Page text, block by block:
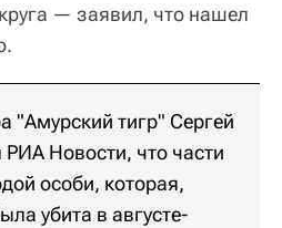
— заявил, что нашел
"Амурский тигр" Сергей
Новости, что части
особи, которая,
убита в августе-